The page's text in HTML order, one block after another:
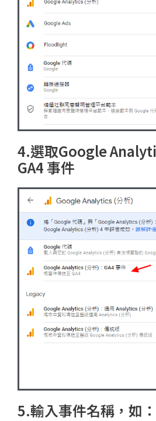
4.選取Google
GA4 事件
5.輸入事件名稱，如